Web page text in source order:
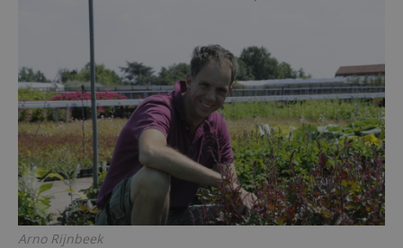
Arno Rijnbeek